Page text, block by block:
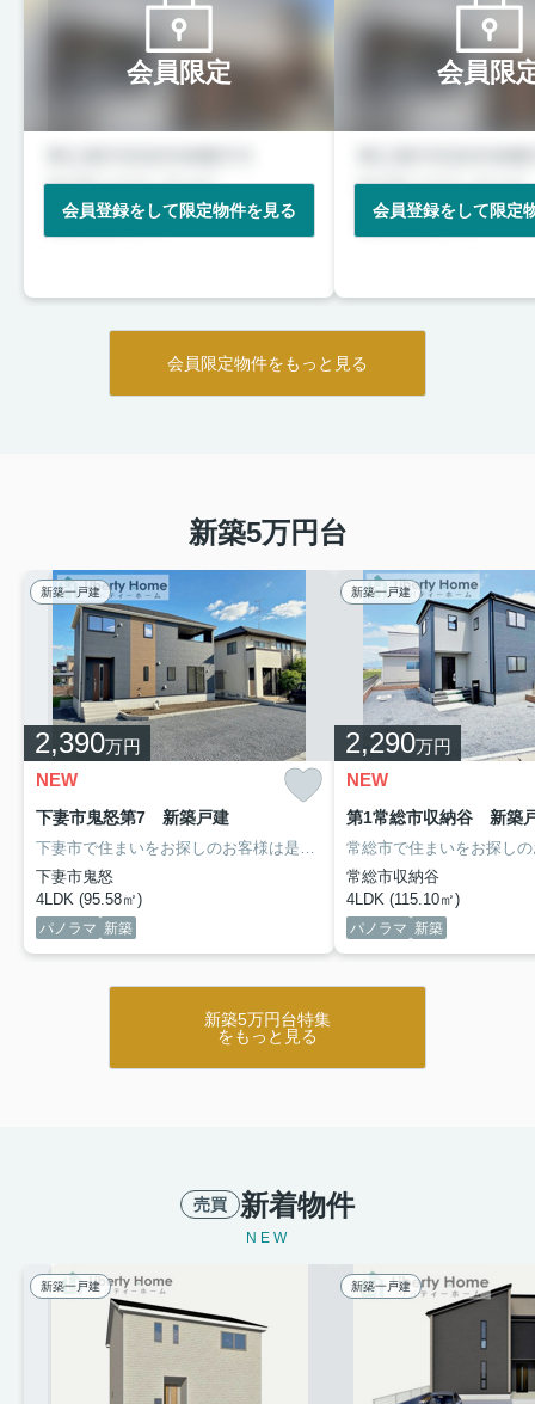
会員限定
会員登録をして限定物件を見る
会員限
会員登録をして限定
会員限定物件をもっと見る
新築5万円台
新築一戸建
2,390万円
NEW
下妻市鬼怒第7 新築戸建
下妻市で住まいをお探しのお客様は是非「リバティーホーム」へ
売
下妻市鬼怒
4LDK (95.58㎡)
パノラマ 新築
新築一戸建
2,290万円
NEW
第1常総市収納谷 新築
常総市収納谷
4LDK (115.10㎡)
パノラマ 新築
新築5万円台特集
をもっと見る
売買 新着物件
NEW
新築一戸建 新築一戸建